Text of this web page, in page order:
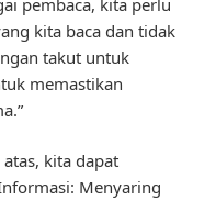
kita baca dan tidak
takut untuk
memastikan
kita dapat
Menyaring